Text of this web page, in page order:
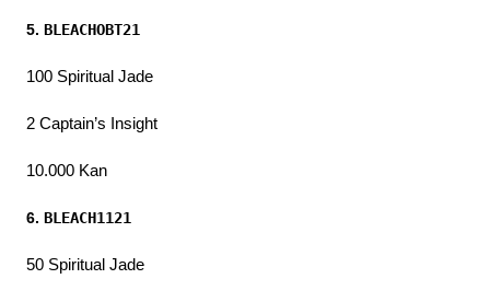
5. BLEACHOBT21
100 Spiritual Jade
2 Captain’s Insight
10.000 Kan
6. BLEACH1121
50 Spiritual Jade